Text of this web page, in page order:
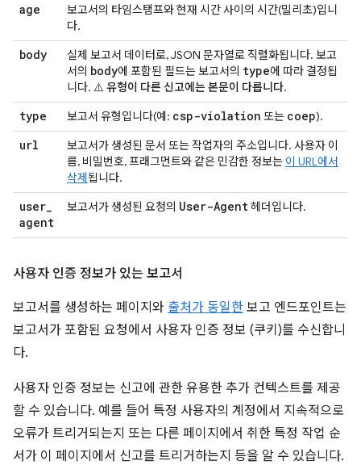
age
보고서의 타임스탬프와 현재 시간 사이의 시간(밀리초)입니
다.
body
실제 보고서 데이터로, JSON 문자열로 직렬화됩니다. 보고
서의 body에 포함된 필드는 보고서의 type에 따라 결정됩
니다. ⚠️ 유형이 다른 신고에는 본문이 다릅니다.
type 보고서 유형입니다(예: csp-violation 또는 coep).
url
보고서가 생성된 문서 또는 작업자의 주소입니다. 사용자 이
름, 비밀번호, 프래그먼트와 같은 민감한 정보는 이 URL에서
삭제됩니다.
user
agent
보고서가 생성된 요청의 User-Agent 헤더입니다.
사용자 인증 정보가 있는 보고서
보고서를 생성하는 페이지와 출처가 동일한 보고 엔드포인트는
보고서가 포함된 요청에서 사용자 인증 정보 (쿠키)를 수신합니
다.
사용자 인증 정보는 신고에 관한 유용한 추가 컨텍스트를 제공
할 수 있습니다. 예를 들어 특정 사용자의 계정에서 지속적으로
오류가 트리거되는지 또는 다른 페이지에서 취한 특정 작업 순
서가 이 페이지에서 신고를 트리거하는지 등을 알 수 있습니다.